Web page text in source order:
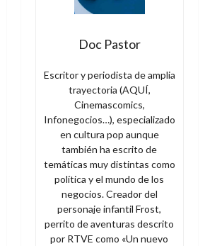
Doc Pastor
Escritor y periodista de amplia
trayectoria (AQUÍ,
Cinemascomics,
Infonegocios…), especializado
en cultura pop aunque
también ha escrito de
temáticas muy distintas como
política y el mundo de los
negocios. Creador del
personaje infantil Frost,
perrito de aventuras descrito
por RTVE como «Un nuevo